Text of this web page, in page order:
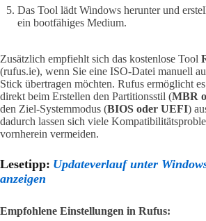
Das Tool lädt Windows herunter und
ein bootfähiges Medium.
Zusätzlich empfiehlt sich das kostenlose Tool
(rufus.ie), wenn Sie eine ISO-Datei manuell
Stick übertragen möchten. Rufus ermöglicht
direkt beim Erstellen den Partitionsstil (MBR
den Ziel-Systemmodus (BIOS oder UEFI)
dadurch lassen sich viele
vornherein vermeiden.
Lesetipp: Updateverlauf unter
anzeigen
Empfohlene Einstellungen in Rufus: